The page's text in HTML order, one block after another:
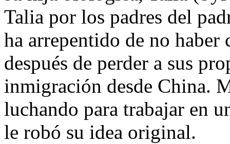
Talia por los padres del
ha arrepentido de no haber
después de perder a sus
inmigración desde China.
luchando para trabajar en
le robó su idea original.